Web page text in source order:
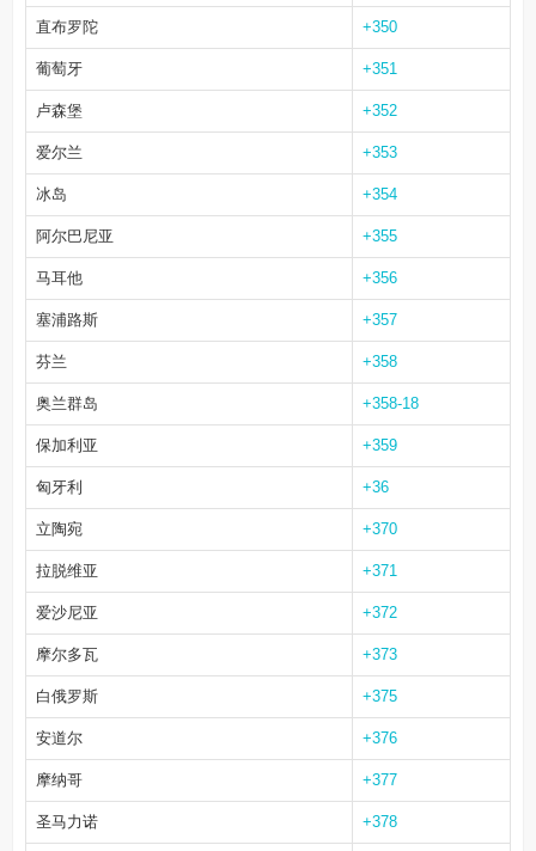
直布罗陀 +350
葡萄牙 +351
卢森堡 +352
爱尔兰 +353
冰岛 +354
阿尔巴尼亚 +355
马耳他 +356
塞浦路斯 +357
芬兰 +358
奥兰群岛 +358-18
保加利亚 +359
匈牙利 +36
立陶宛 +370
拉脱维亚 +371
爱沙尼亚 +372
摩尔多瓦 +373
白俄罗斯 +375
安道尔 +376
摩纳哥 +377
圣马力诺 +378